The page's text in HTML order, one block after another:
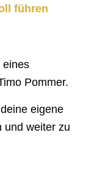
führen
eines
Pommer.
eigene
und weiter zu